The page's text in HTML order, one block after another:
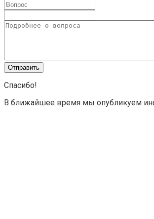
Спасибо!
В ближайшее время мы опубликуем